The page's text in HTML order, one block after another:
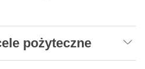
pożyteczne